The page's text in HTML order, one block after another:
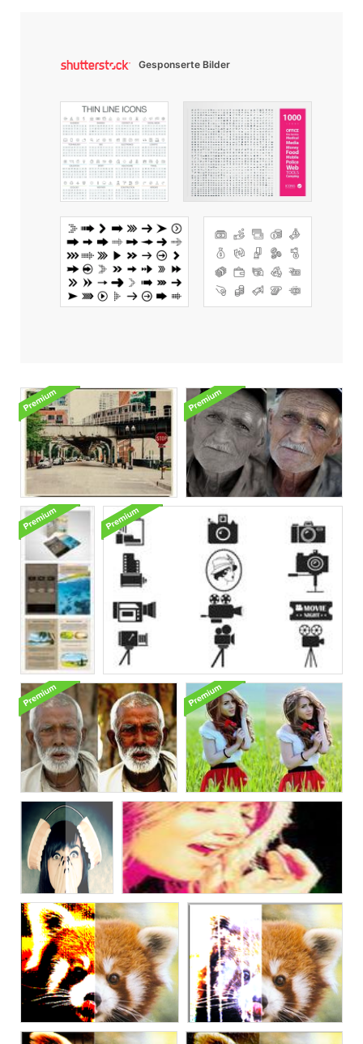
Gesponserte Bilder